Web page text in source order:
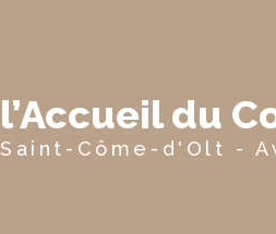
l’Accueil du
Saint-Côme-d'Olt -